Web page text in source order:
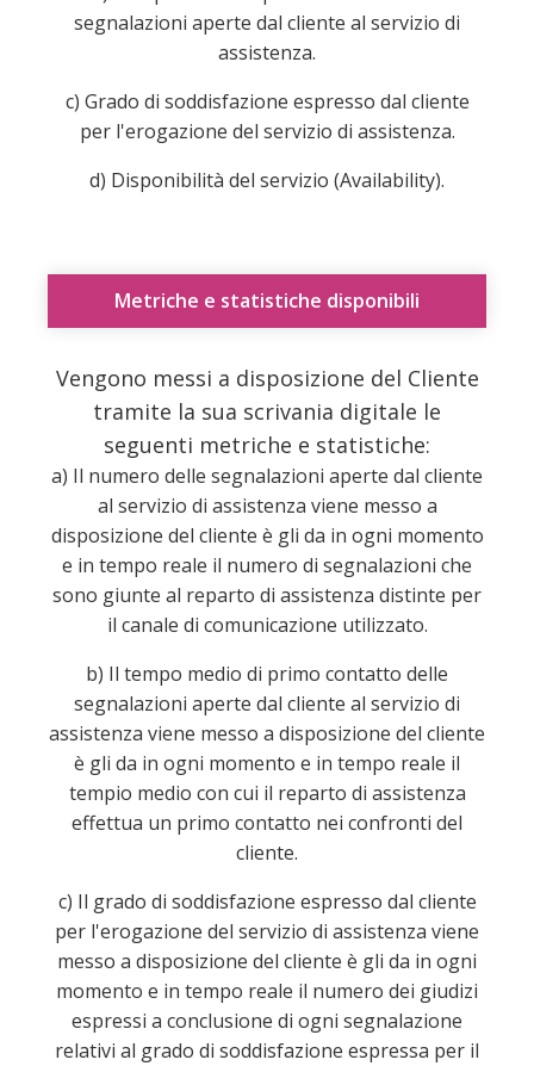
segnalazioni aperte dal cliente al servizio di
assistenza.
c) Grado di soddisfazione espresso dal cliente
per l'erogazione del servizio di assistenza.
d) Disponibilità del servizio (Availability).
Metriche e statistiche disponibili
Vengono messi a disposizione del Cliente
tramite la sua scrivania digitale le
seguenti metriche e statistiche:
a) Il numero delle segnalazioni aperte dal cliente
al servizio di assistenza viene messo a
disposizione del cliente è gli da in ogni momento
e in tempo reale il numero di segnalazioni che
sono giunte al reparto di assistenza distinte per
il canale di comunicazione utilizzato.
b) Il tempo medio di primo contatto delle
segnalazioni aperte dal cliente al servizio di
assistenza viene messo a disposizione del cliente
è gli da in ogni momento e in tempo reale il
tempio medio con cui il reparto di assistenza
effettua un primo contatto nei confronti del
cliente.
c) Il grado di soddisfazione espresso dal cliente
per l'erogazione del servizio di assistenza viene
messo a disposizione del cliente è gli da in ogni
momento e in tempo reale il numero dei giudizi
espressi a conclusione di ogni segnalazione
relativi al grado di soddisfazione espressa per il